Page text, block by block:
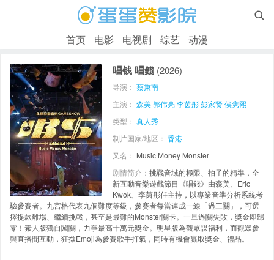

首页 电影 电视剧 综艺 动漫
唱钱 唱錢 (2026)
导演： 蔡秉南
主演： 森美郭伟亮李茵彤彭家贤侯隽熙
类型： 真人秀
制片国家/地区： 香港
又名： Music Money Monster
剧情简介： 挑戰音域的極限、拍子的精準，全
新互動音樂遊戲節目《唱錢》由森美、Eric
Kwok、李茵彤任主持，以專業音準分析系統考
驗參賽者。九宮格代表九個難度等級，參賽者每當連成一線「過三關」，可選
擇提款離場、繼續挑戰，甚至是最難的Monster關卡。一旦過關失敗，獎金即歸
零！素人版獨自闖關，力爭最高十萬元獎金。明星版為觀眾謀福利，而觀眾參
與直播間互動，狂撳Emoji為參賽歌手打氣，同時有機會贏取獎金、禮品。